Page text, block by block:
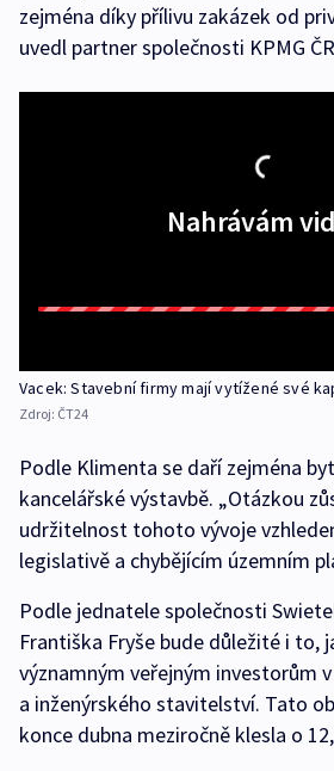
zejména díky přílivu zakázek od
uvedl partner společnosti KPMG
Nahrávám
Vacek: Stavební firmy mají vytížené své
Zdroj: ČT24
Podle Klimenta se daří zejména
kancelářské výstavbě. „Otázkou
udržitelnost tohoto vývoje
legislativě a chybějícím územním
Podle jednatele společnosti
Františka Fryše bude důležité i to,
významným veřejným investorům
a inženýrského stavitelství. Tato
konce dubna meziročně klesla o